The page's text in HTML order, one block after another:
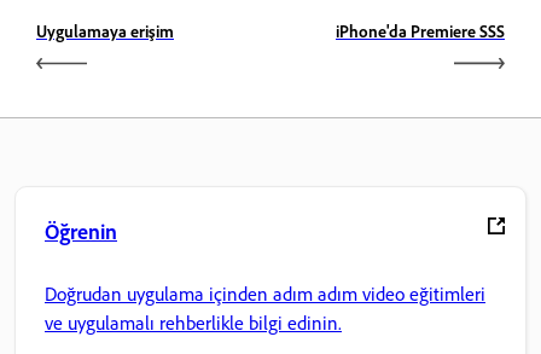
Uygulamaya erişim iPhone'da Premiere SSS
Öğrenin
Doğrudan uygulama içinden adım adım video eğitimleri
ve uygulamalı rehberlikle bilgi edinin.